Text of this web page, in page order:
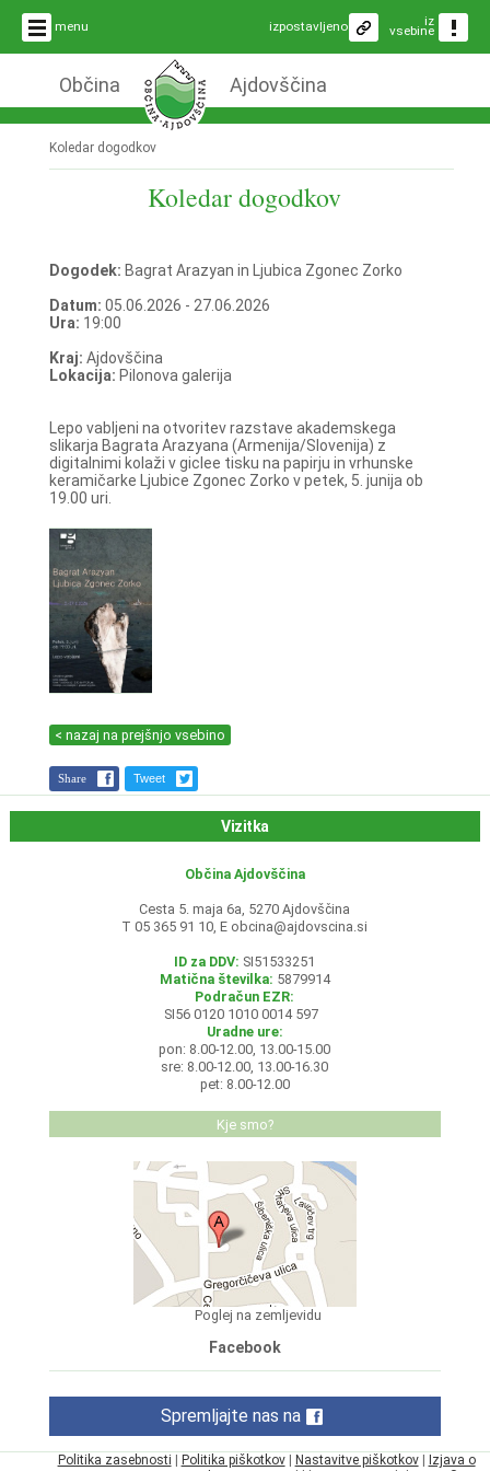
menu iz
vsebine
izpostavljeno
Občina Ajdovščina
Koledar dogodkov
Koledar dogodkov
Dogodek: Bagrat Arazyan in Ljubica Zgonec Zorko
Datum: 05.06.2026 - 27.06.2026
Ura: 19:00
Kraj: Ajdovščina
Lokacija: Pilonova galerija
Lepo vabljeni na otvoritev razstave akademskega
slikarja Bagrata Arazyana (Armenija/Slovenija) z
digitalnimi kolaži v giclee tisku na papirju in vrhunske
keramičarke Ljubice Zgonec Zorko v petek, 5. junija ob
19.00 uri.
< nazaj na prejšnjo vsebino
Share Tweet
Vizitka
Občina Ajdovščina
Cesta 5. maja 6a, 5270 Ajdovščina
T 05 365 91 10, E obcina@ajdovscina.si
ID za DDV: SI51533251
Matična številka: 5879914
Podračun EZR:
SI56 0120 1010 0014 597
Uradne ure:
pon: 8.00-12.00, 13.00-15.00
sre: 8.00-12.00, 13.00-16.30
pet: 8.00-12.00
Kje smo?
Poglej na zemljevidu
Facebook
Spremljajte nas na
Politika zasebnosti Politika piškotkov| Nastavitve piškotkov|
Izjava o